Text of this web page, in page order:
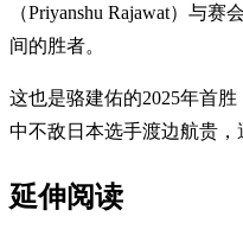
（Priyanshu Rajawat）与
间的胜者。
这也是骆建佑的2025年首
中不敌日本选手渡边航贵，
延伸阅读